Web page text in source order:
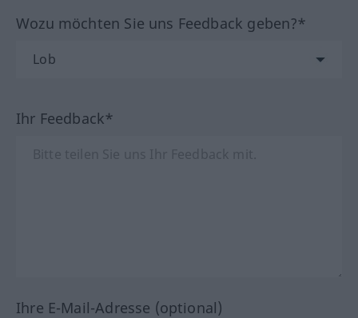
Wozu möchten Sie uns Feedback geben?*
Ihr Feedback*
Ihre E-Mail-Adresse (optional)